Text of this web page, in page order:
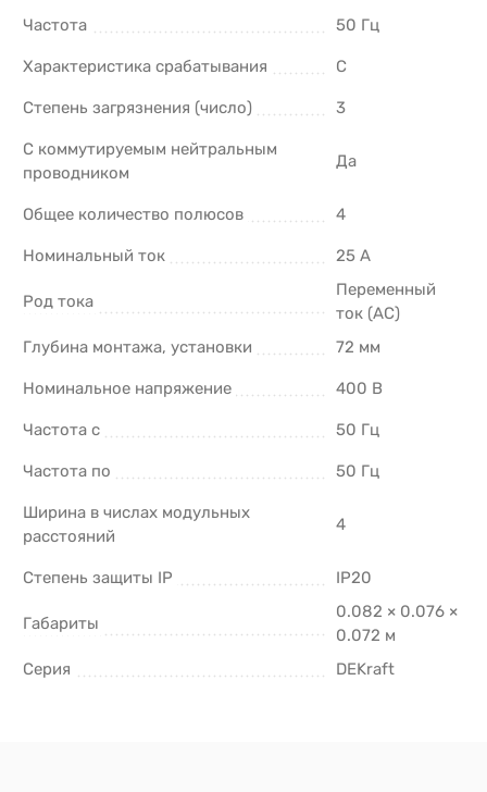
Частота 50 Гц
Характеристика срабатывания C
Степень загрязнения (число) 3
С коммутируемым нейтральным
проводником
Да
Общее количество полюсов 4
Номинальный ток 25 А
Род тока
Переменный
ток (AC)
Глубина монтажа, установки
72 мм
Номинальное напряжение 400 В
Частота с 50 Гц
Частота по 50 Гц
Ширина в числах модульных
расстояний
4
Степень защиты IP IP20
Габариты
0.082 × 0.076 ×
0.072 м
Серия
DEKraft